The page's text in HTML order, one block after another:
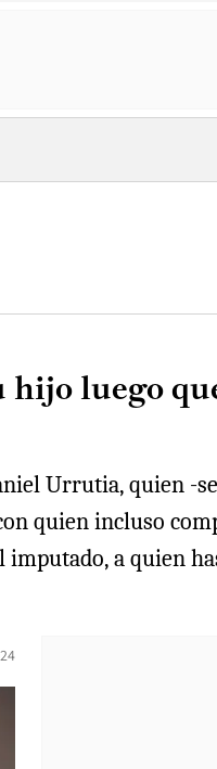
hijo luego
Urrutia, quien -
quien incluso
a quien